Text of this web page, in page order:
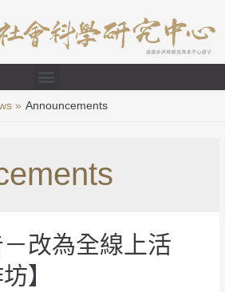
Announcements
－改為全線上活
】